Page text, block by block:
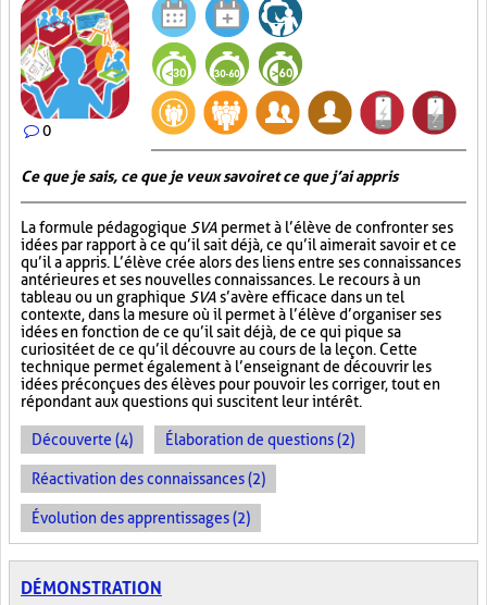
0
Ce que je sais, ce que je veux savoir et ce que j’ai appris
La formule pédagogique SVA permet à l’élève de confronter ses
idées par rapport à ce qu’il sait déjà, ce qu’il aimerait savoir et ce
qu’il a appris. L’élève crée alors des liens entre ses connaissances
antérieures et ses nouvelles connaissances. Le recours à un
tableau ou un graphique SVA s’avère efficace dans un tel
contexte, dans la mesure où il permet à l’élève d’organiser ses
idées en fonction de ce qu’il sait déjà, de ce qui pique sa
curiosité et de ce qu’il découvre au cours de la leçon. Cette
technique permet également à l’enseignant de découvrir les
idées préconçues des élèves pour pouvoir les corriger, tout en
répondant aux questions qui suscitent leur intérêt.
Découverte (4) Élaboration de questions (2)
Réactivation des connaissances (2)
Évolution des apprentissages (2)
DÉMONSTRATION